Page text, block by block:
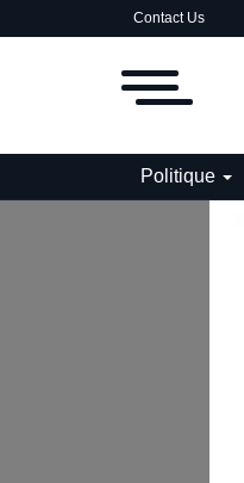
Contact Us
Politique